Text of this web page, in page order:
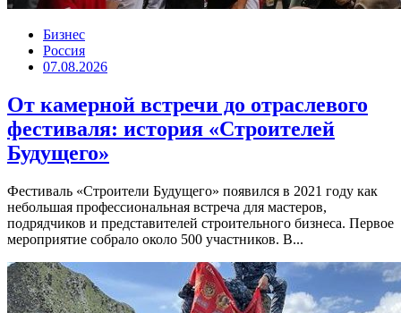
Бизнес
Россия
07.08.2026
От камерной встречи до отраслевого
фестиваля: история «Строителей
Будущего»
Фестиваль «Строители Будущего» появился в 2021 году как
небольшая профессиональная встреча для мастеров,
подрядчиков и представителей строительного бизнеса. Первое
мероприятие собрало около 500 участников. В...